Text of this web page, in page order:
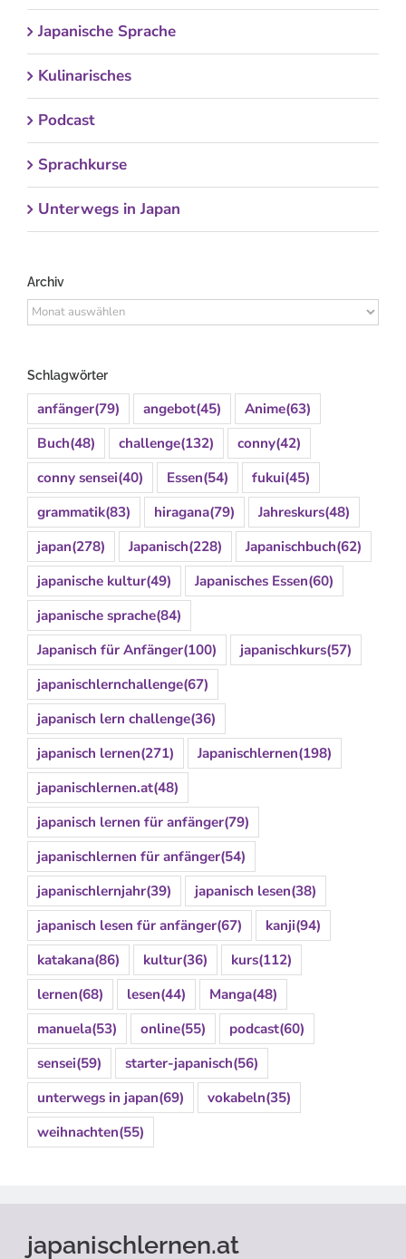
Japanische Sprache
Kulinarisches
Podcast
Sprachkurse
Unterwegs in Japan
Archiv
Archiv
Schlagwörter
anfänger(79) angebot(45) Anime(63)
Buch(48) challenge(132) conny(42)
conny sensei(40) Essen(54) fukui(45)
grammatik(83) hiragana(79) Jahreskurs(48)
japan(278) Japanisch(228) Japanischbuch(62)
japanische kultur(49) Japanisches Essen(60)
japanische sprache(84)
Japanisch für Anfänger(100) japanischkurs(57)
japanischlernchallenge(67)
japanisch lern challenge(36)
japanisch lernen(271) Japanischlernen(198)
japanischlernen.at(48)
japanisch lernen für anfänger(79)
japanischlernen für anfänger(54)
japanischlernjahr(39) japanisch lesen(38)
japanisch lesen für anfänger(67) kanji(94)
katakana(86) kultur(36) kurs(112)
lernen(68) lesen(44) Manga(48)
manuela(53) online(55) podcast(60)
sensei(59) starter-japanisch(56)
unterwegs in japan(69) vokabeln(35)
weihnachten(55)
japanischlernen.at